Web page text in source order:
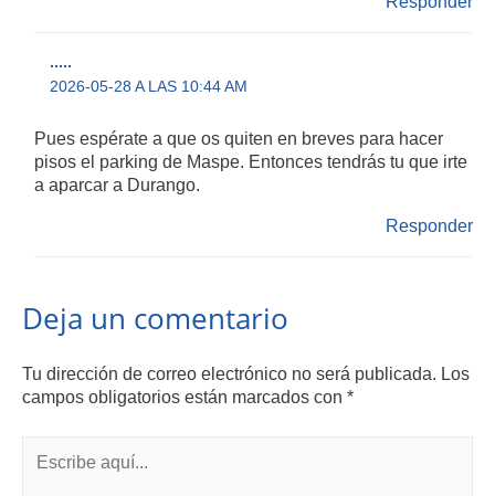
.....
2026-05-28 A LAS 10:44 AM
Pues espérate a que os quiten en breves para hacer
pisos el parking de Maspe. Entonces tendrás tu que irte
a aparcar a Durango.
Responder
Deja un comentario
Tu dirección de correo electrónico no será publicada. Los
campos obligatorios están marcados con *